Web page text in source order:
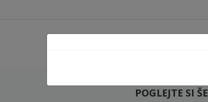
POGLEJTE SI ŠE